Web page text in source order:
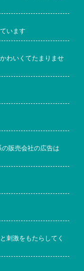
います
わいくてたまりませ
販売会社の広告は
刺激をもたらしてく